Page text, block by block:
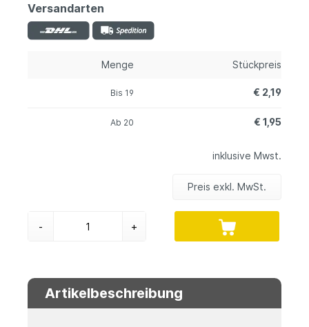
Versandarten
Menge Stückpreis
Bis 19 € 2,19
Ab 20 € 1,95
inklusive Mwst.
Preis exkl. MwSt.
- +
Artikelbeschreibung